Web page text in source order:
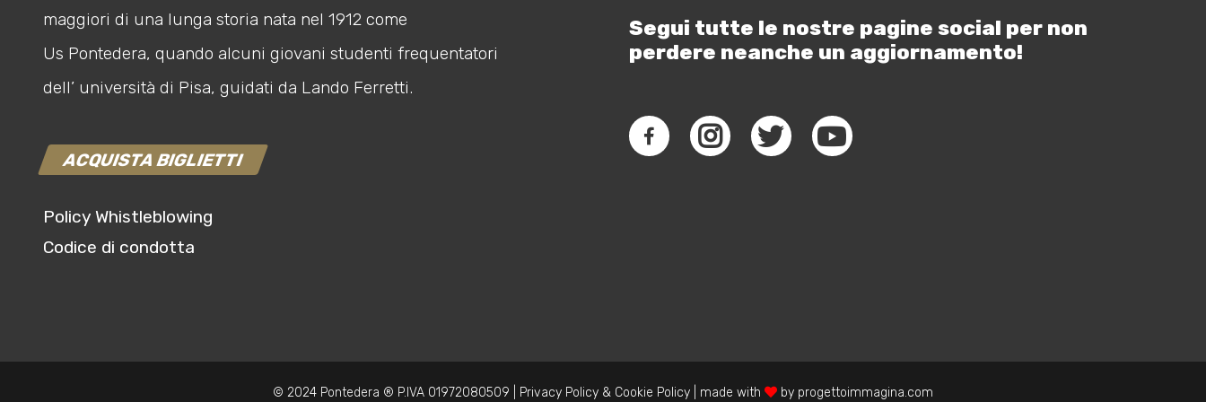
maggiori di una lunga storia nata nel 1912 come
Us Pontedera, quando alcuni giovani studenti frequentatori
dell’ università di Pisa, guidati da Lando Ferretti.
ACQUISTA BIGLIETTI
Policy Whistleblowing
Codice di condotta
Segui tutte le nostre pagine social per non
perdere neanche un aggiornamento!
© 2024 Pontedera ® P.IVA 01972080509 | Privacy Policy & Cookie Policy | made with by progettoimmagina.com